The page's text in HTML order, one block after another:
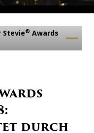
Stevie® Awards
durch